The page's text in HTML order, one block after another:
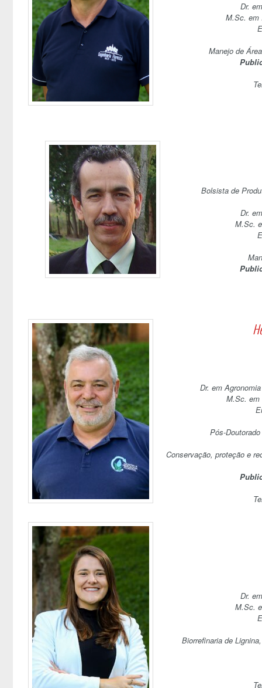
Dr.
M.Sc. em
Manejo de
Bolsista de
Dr.
M.Sc.
Dr. em
M.Sc. em
Pós-
Conservação, proteção e
Dr.
M.Sc.
Biorrefinaria de